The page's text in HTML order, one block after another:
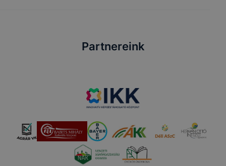
Partnereink